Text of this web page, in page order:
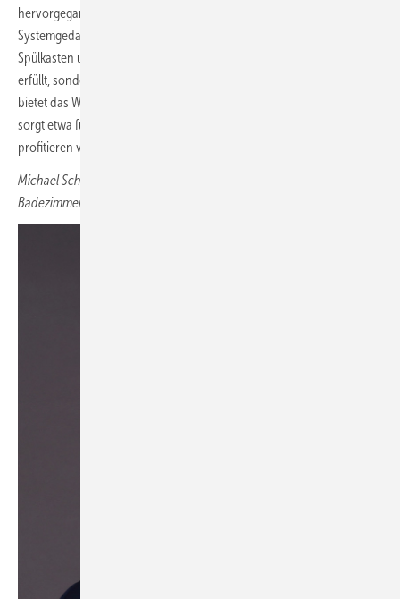
hervorgegangen ist, bestätigt uns zudem in unserem
Systemgedanken: dass unser ganzheitliches WC-System aus Keramik,
Spülkasten und Betätigungsplatte bestehende Standards nicht nur
erfüllt, sondern übertrifft. Neben der leistungsstarken Ausspülleistung
bietet das WC-System zusätzliche Vorteile: Die geräuscharme Spülung
sorgt etwa für ein hohes Maß an Wohnkomfort, und Installateure
profitieren von Montagevorteilen.
Michael Schröder, Leiter Produktmanagement Installation s- und
Badezimmersysteme Geberit Vertriebs GmbH